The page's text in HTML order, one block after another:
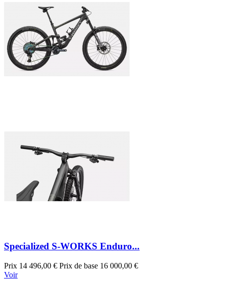
Specialized S-WORKS Enduro...
Prix 14 496,00 € Prix de base 16 000,00 €
Voir